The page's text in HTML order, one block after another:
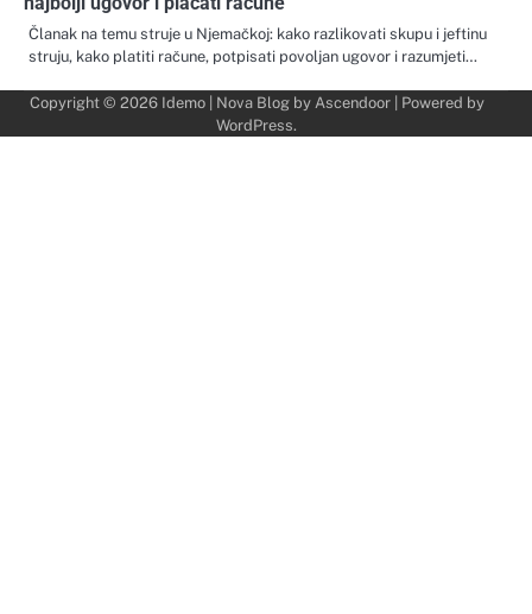
Članak na temu struje u Njemačkoj: kako razlikovati skupu i jeftinu
struju, kako platiti račune, potpisati povoljan ugovor i razumjeti…
Copyright © 2026 Idemo| Nova Blog by Ascendoor| Powered by
WordPress.